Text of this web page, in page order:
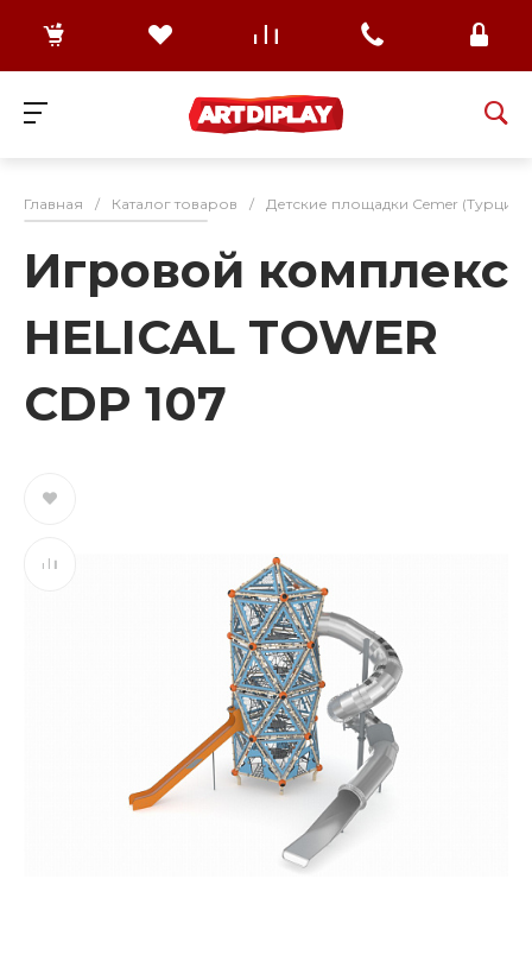
Главная / Каталог товаров / Детские площадки Cemer (Турция)
Игровой комплекс
HELICAL TOWER
CDP 107